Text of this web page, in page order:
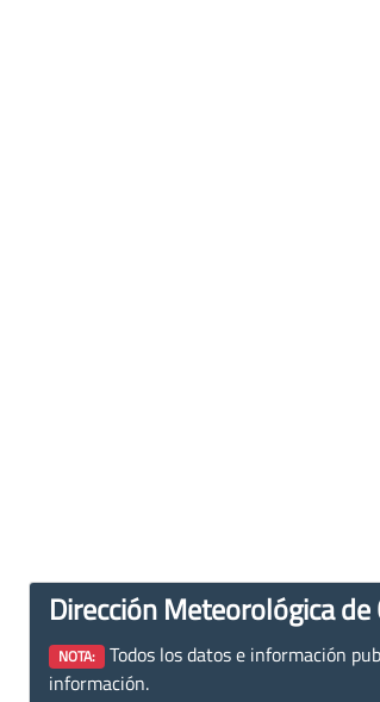
Dirección Meteorológica de
NOTA: Todos los datos e información
información.